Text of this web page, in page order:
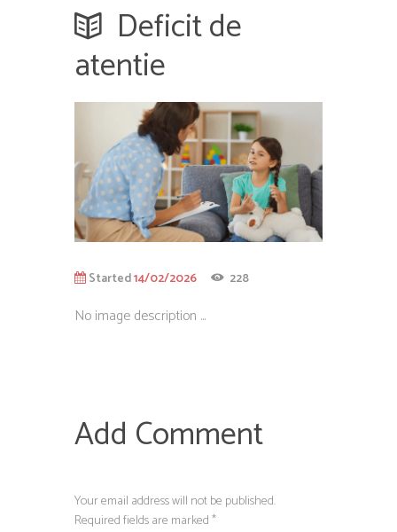
Deficit de
atentie
Started14/02/2026 228
No image description ...
Add Comment
Your email address will not be published.
Required fields are marked *